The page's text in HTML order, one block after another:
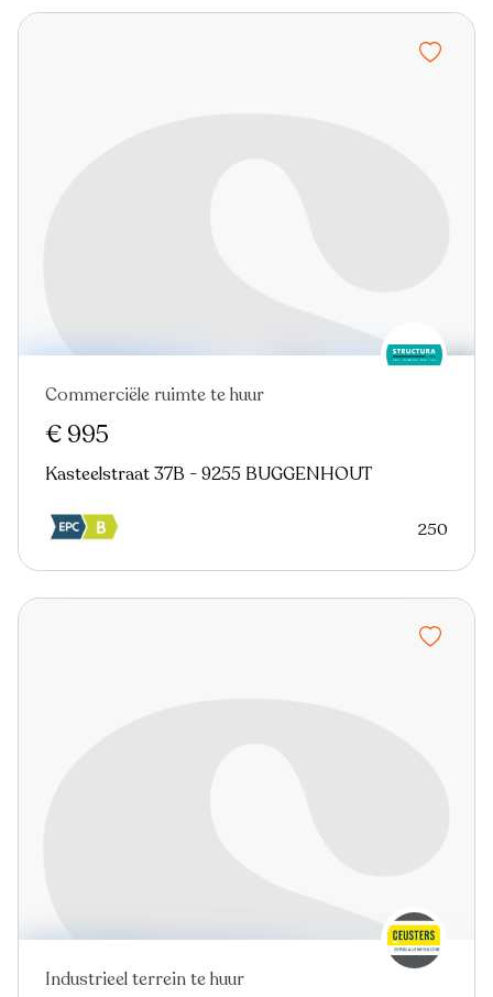
Commerciële ruimte te huur
€ 995
Kasteelstraat 37B - 9255 BUGGENHOUT
250
Industrieel terrein te huur